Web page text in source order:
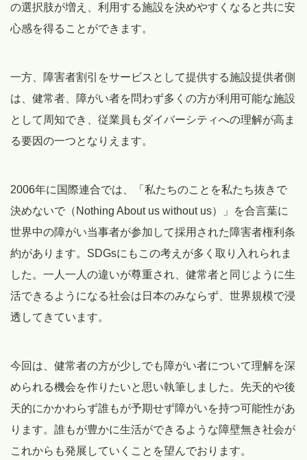
の選択肢が増え、利用する施設を決めやすくなると共に安
心感を得ることができます。
一方、障害者割引をサービスとして提供する施設提供者側
は、健常者、障がい者を問わず多くの方が利用可能な施設
として周知でき、従業員もダイバーシティへの理解が高ま
る要因の一つとなりえます。
2006年に国際連合では、「私たちのことを私たち抜きで
決めないで（Nothing About us without us）」を合言葉に
世界中の障がい当事者が参加して採用された障害者権利条
約があります。SDGsにもこの考えが多く取り入れられま
した。一人一人の違いが尊重され、健常者と同じように生
活できるようになる社会は日本のみならず、世界規模で浸
透してきています。
今回は、健常者の方が少しでも障がい者について理解を深
められる機会を作りたいと思い執筆しました。先天的や後
天的にかかわらず誰もが予期せず障がいを持つ可能性があ
ります。誰もが豊かに生活ができるような障壁無き社会が
これからも発展していくことを望んでおります。